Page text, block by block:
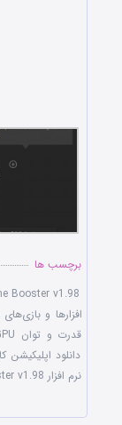
برچسب ها
Booster v1.98
افزارها و
قدرت و توان GPU
دانلود اپلیکیشن
نرم افزار Game Booster v1.98